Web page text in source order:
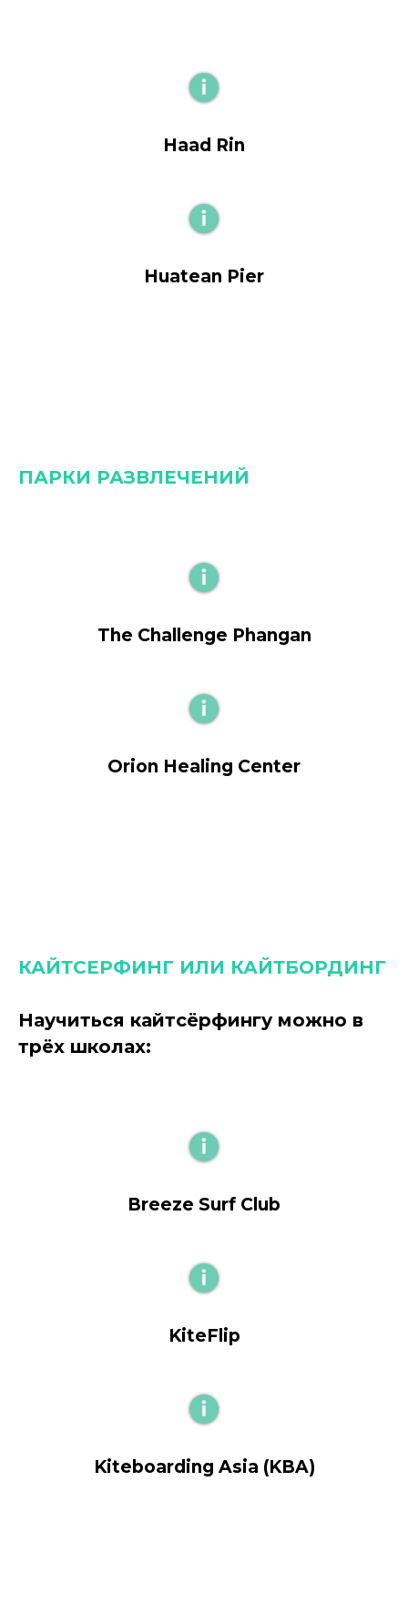
Haad Rin
Huatean Pier
ПАРКИ РАЗВЛЕЧЕНИЙ
The Challenge Phangan
Orion Healing Center
КАЙТСЕРФИНГ ИЛИ КАЙТБОРДИНГ
Научиться кайтсёрфингу можно в
трёх школах:
Breeze Surf Club
KiteFlip
Kiteboarding Asia (KBA)